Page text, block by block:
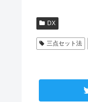
DX
三点セット法